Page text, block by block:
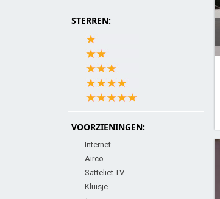
STERREN:
VOORZIENINGEN:
Internet
Airco
Satteliet TV
Kluisje